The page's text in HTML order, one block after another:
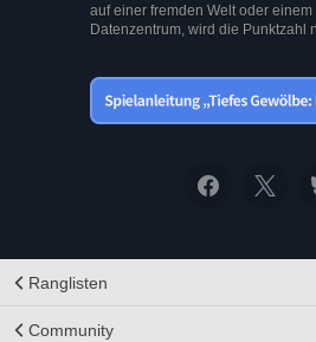
auf einer fremden Welt oder einem
Datenzentrum, wird die Punktzahl
Ranglisten
Community